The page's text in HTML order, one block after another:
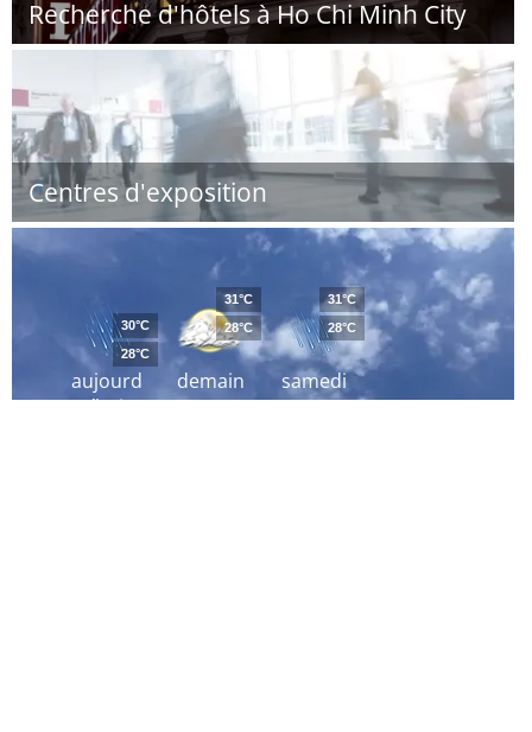
Recherche d'hôtels à Ho Chi Minh City
Centres d'exposition
aujourd
´hui
30°C
28°C
demain
31°C
28°C
samedi
31°C
28°C